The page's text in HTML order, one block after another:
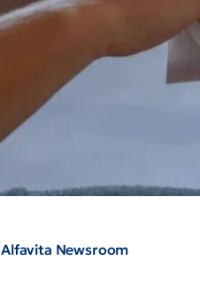
Alfavita Newsroom